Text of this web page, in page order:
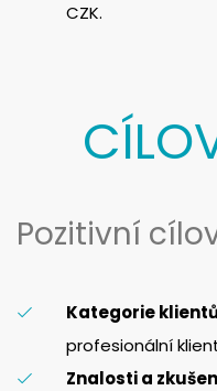
CZK.
Pozitivní
Kategorie
profesionální
Znalosti a